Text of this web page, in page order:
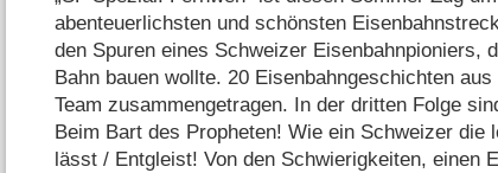
abenteuerlichsten und schönsten
den Spuren eines Schweizer Eisenbahnpioniers,
Bahn bauen wollte. 20 Eisenbahngeschichten
Teamzusammengetragen. In der dritten Folge
Beim Bart des Propheten! Wie ein Schweizer die
lässt /​ Entgleist! Von den Schwierigkeiten, einen